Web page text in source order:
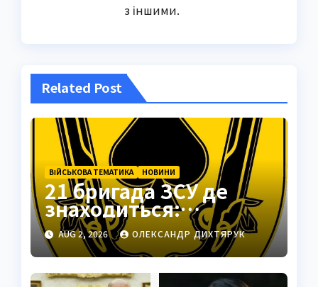
з іншими.
Related Post
ВІЙСЬКОВА ТЕМАТИКА НОВИНИ
21 бригада ЗСУ де
знаходиться:
Подільськ як
стратегічний центр
AUG 2, 2026 ОЛЕКСАНДР ДИХТЯРУК